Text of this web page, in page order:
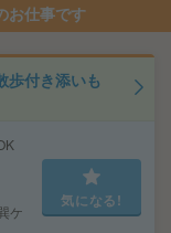
お仕事です
歩付き添いも
ケ
気になる!